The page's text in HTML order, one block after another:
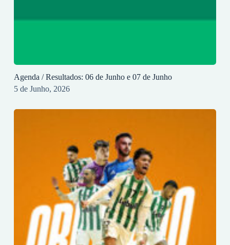
Agenda / Resultados: 06 de Junho e 07 de Junho
5 de Junho, 2026